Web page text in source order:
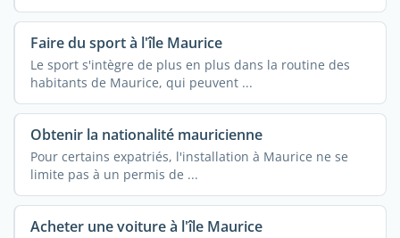
Faire du sport à l'île Maurice
Le sport s'intègre de plus en plus dans la routine des
habitants de Maurice, qui peuvent ...
Obtenir la nationalité mauricienne
Pour certains expatriés, l'installation à Maurice ne se
limite pas à un permis de ...
Acheter une voiture à l'île Maurice